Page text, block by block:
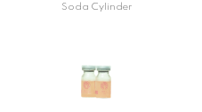
Soda Cylinder